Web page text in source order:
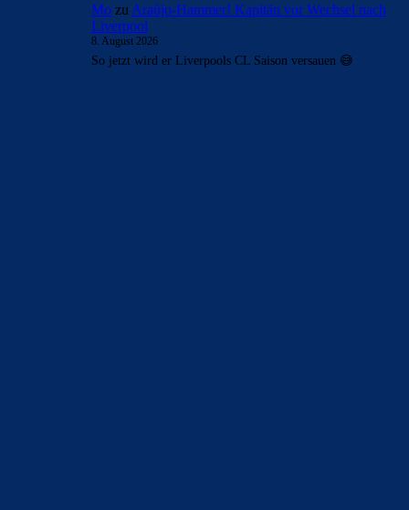
Mo zu Araújo-Hammer! Kapitän vor Wechsel nach
Liverpool
8. August 2026
So jetzt wird er Liverpools CL Saison versauen 😅